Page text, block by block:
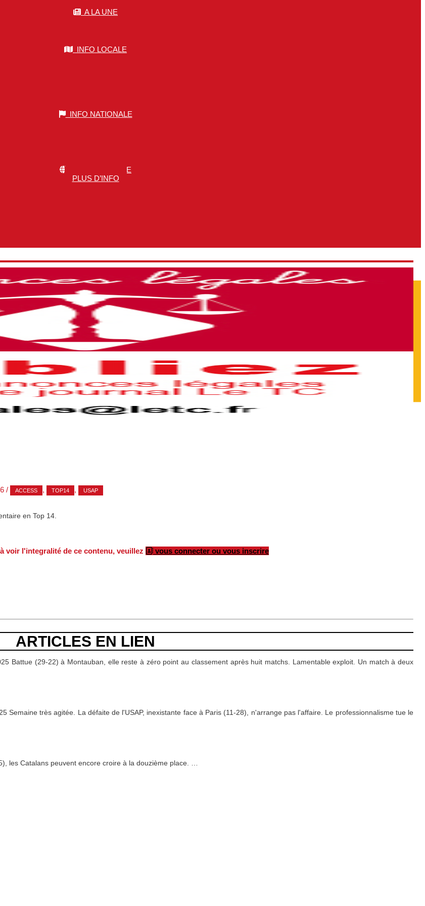
A LA UNE
INFO LOCALE
INFO NATIONALE
INFO MONDIALE
PLUS D’INFO
/ ACCESS , TOP14 , USAP
en Top 14.
voir l'integralité de ce contenu, veuillez vous connecter ou vous inscrire
ARTICLES EN LIEN
Battue (29-22) à Montauban, elle reste à zéro point au classement après huit matchs. Lamentable exploit. Un match à deux
Semaine très agitée. La défaite de l'USAP, inexistante face à Paris (11-28), n'arrange pas l'affaire. Le professionnalisme tue le
les Catalans peuvent encore croire à la douzième place. …